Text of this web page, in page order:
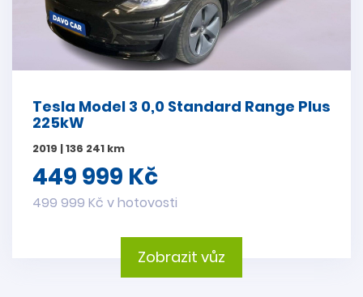
Tesla Model 3 0,0 Standard Range Plus
225kW
2019 | 136 241 km
449 999 Kč
499 999 Kč v hotovosti
Zobrazit vůz